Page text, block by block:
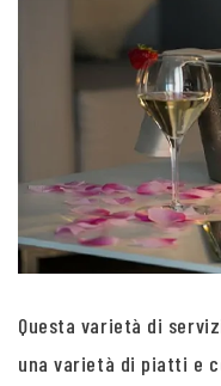
Questa varietà di
una varietà di piatti e